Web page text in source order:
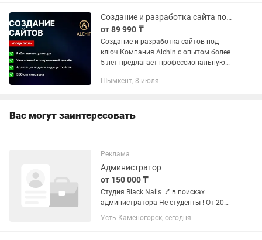
под...
Создание и разработка сайта под ключ
от 89 990 ₸
Создание и разработка сайтов под
ключ Компания Alchin с опытом более
5 лет предлагает профессиональную
бизнеса. Мы создаем сайты, которые
Шымкент, 8 июля
Вас могут заинтересовать
Реклама
Администратор
от 150 000 ₸
Студия Black Nails 💅 в поисках
администратора Не студенты ! От 20
лет Что мы предлагаем: -Стабильный
доход -сменный график с 8.00 до 20.00 -
Усть-Каменогорск, сегодня